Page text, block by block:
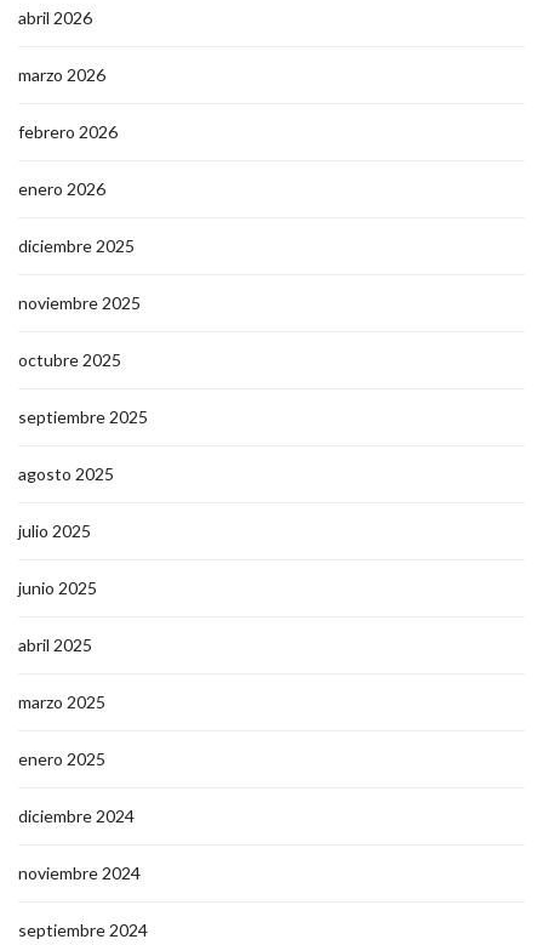
abril 2026
marzo 2026
febrero 2026
enero 2026
diciembre 2025
noviembre 2025
octubre 2025
septiembre 2025
agosto 2025
julio 2025
junio 2025
abril 2025
marzo 2025
enero 2025
diciembre 2024
noviembre 2024
septiembre 2024